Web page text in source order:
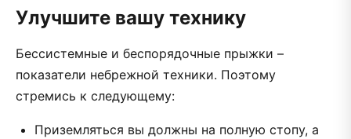
Улучшите вашу технику
Бессистемные и беспорядочные прыжки –
показатели небрежной техники. Поэтому
стремись к следующему:
Приземляться вы должны на полную стопу, а